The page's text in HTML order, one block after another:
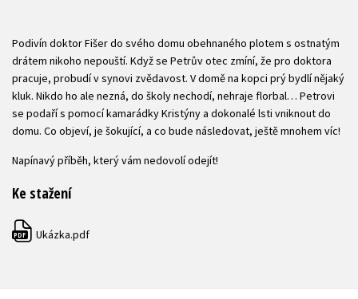
Podivín doktor Fišer do svého domu obehnaného plotem s ostnatým
drátem nikoho nepouští. Když se Petrův otec zmíní, že pro doktora
pracuje, probudí v synovi zvědavost. V domě na kopci prý bydlí nějaký
kluk. Nikdo ho ale nezná, do školy nechodí, nehraje florbal… Petrovi
se podaří s pomocí kamarádky Kristýny a dokonalé lsti vniknout do
domu. Co objeví, je šokující, a co bude následovat, ještě mnohem víc!
Napínavý příběh, který vám nedovolí odejít!
Ke stažení
PDF Ukázka.pdf